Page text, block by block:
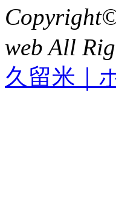
web All
久留米｜